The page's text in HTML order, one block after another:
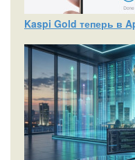
Kaspi Gold теперь в